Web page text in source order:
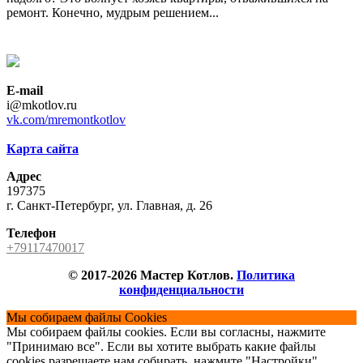
ремонт. Конечно, мудрым решением...
E-mail
i@mkotlov.ru
vk.com/mremontkotlov
Карта сайта
Адрес
197375
г. Санкт-Петербург, ул. Главная, д. 26
Телефон
+79117470017
© 2017-2026 Мастер Котлов. Политика
конфиденциальности
Мы собираем файлы Cookies
Мы собираем файлы cookies. Если вы согласны, нажмите
"Принимаю все". Если вы хотите выбрать какие файлы